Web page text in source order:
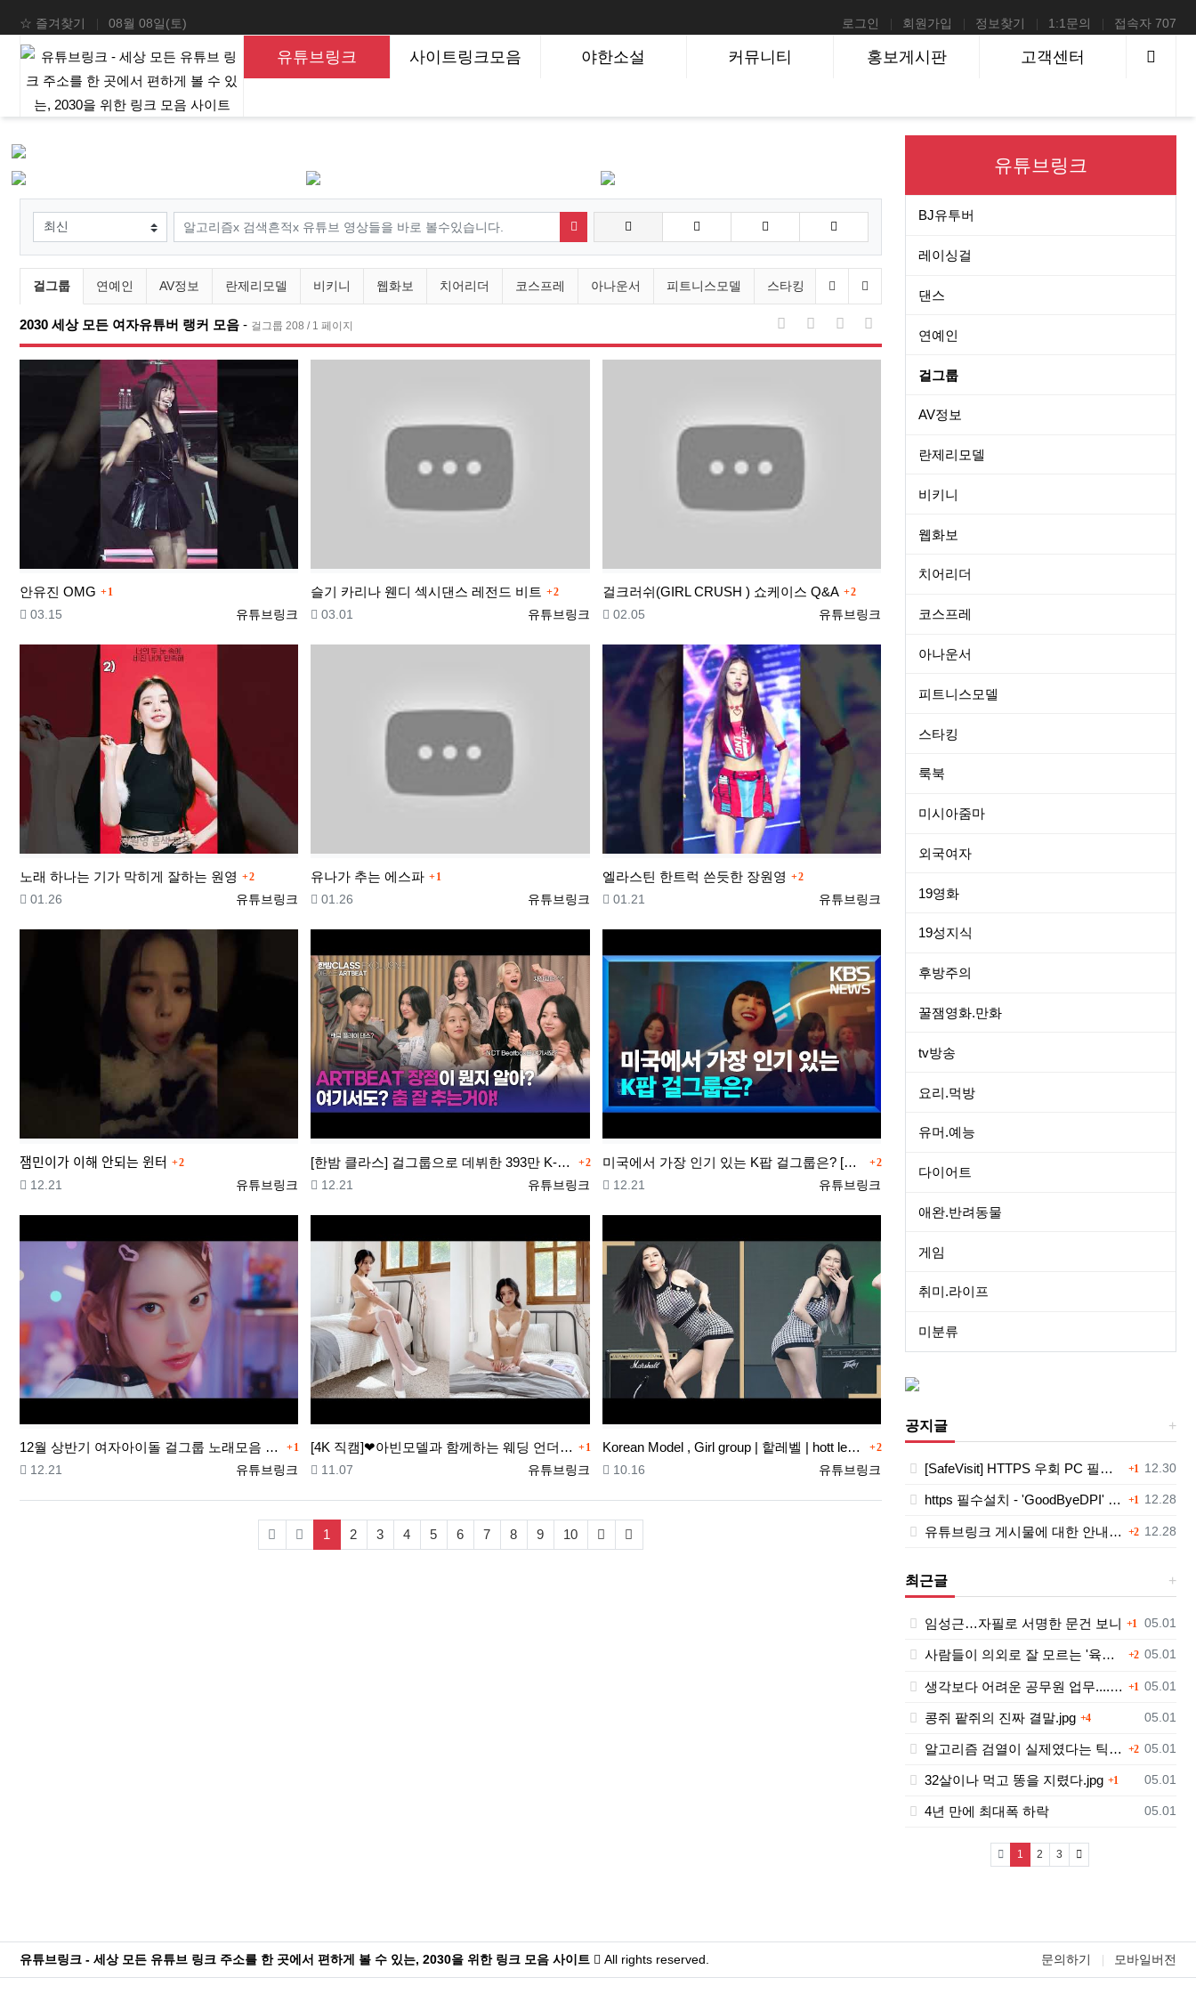
상단 네비
☆ 즐겨찾기 08월 08일(토) 로그인 회원가입 정보찾기 1:1문의 접속자 707
메인 메뉴 유튜브링크 사이트링크모음 야한소설 커뮤니티 홍보게시판 고객센터
검색조건 검색어
검색하기
유튜브링크 분류 목록
현재 분류
걸그룹 연예인 AV정보 란제리모델 비키니 웹화보 치어리더 코스프레 아나운서 피트니스모델 스타킹 룩북
이전 분류다음 분류
2030 세상 모든 여자유튜버 랭커 모음 - 걸그룹 208 / 1 페이지
게시물 정렬
리스트 스타일
웹진 스타일게시판 검색
안유진 OMG 댓글
1
등록자
유튜브링크
등록일
03.15
슬기 카리나 웬디 섹시댄스 레전드 비트 댓글
2
등록자
유튜브링크
등록일
03.01
걸크러쉬(GIRL CRUSH ) 쇼케이스 Q&A 댓글
2
등록자
유튜브링크
등록일
02.05
노래 하나는 기가 막히게 잘하는 원영 댓글
2
등록자
유튜브링크
등록일
01.26
유나가 추는 에스파 댓글
1
등록자
유튜브링크
등록일
01.26
엘라스틴 한트럭 쓴듯한 장원영 댓글
2
등록자
유튜브링크
등록일
01.21
잼민이가 이해 안되는 윈터 댓글
2
등록자
유튜브링크
등록일
12.21
[한밤 클라스] 걸그룹으로 데뷔한 393만 K-POP 커버댄스 유튜버?! ARTBEAT의 방송국 입성기 인터… 댓글
2
등록자
유튜브링크
등록일
12.21
미국에서 가장 인기 있는 K팝 걸그룹은? [문화광장] / KBS 2022.12.21. 댓글
2
등록자
유튜브링크
등록일
12.21
12월 상반기 여자아이돌 걸그룹 노래모음 50곡 (가사포함) | Girl Group Playlist 50 S… 댓글
1
등록자
유튜브링크
등록일
12.21
[4K 직캠]❤아빈모델과 함께하는 웨딩 언더웨어 룩북촬영 ❤ㅣ속옷촬영장ㅣUnderwear lookbookㅣg… 댓글
1
등록자
유튜브링크
등록일
11.07
Korean Model , Girl group | 핱레벨 | hott level. | 걸크러쉬 하윤 (Gir… 댓글
2
등록자
유튜브링크
등록일
10.16
1 (current)
2 3 4 5 6 7 8 9 10
유튜브링크
BJ유투버
레이싱걸
댄스
연예인
걸그룹
AV정보
란제리모델
비키니
웹화보
치어리더
코스프레
아나운서
피트니스모델
스타킹
룩북
미시아줌마
외국여자
19영화
19성지식
후방주의
꿀잼영화.만화
tv방송
요리.먹방
유머.예능
다이어트
애완.반려동물
게임
취미.라이프
미분류
공지글
등록일
12.30
[SafeVisit] HTTPS 우회 PC 필수설치!, 모바일 최강속도 1 댓글
등록일
12.28
https 필수설치 - 'GoodByeDPI' 프로그램 다운로드<< 1 댓글
등록일
12.28
유튜브링크 게시물에 대한 안내와 삭제 요청 공지 2댓글
최근글
등록일
05.01
임성근…자필로 서명한 문건 보니 1 댓글
등록일
05.01
사람들이 의외로 잘 모르는 '육개장'의 뜻.jpg 2댓글
등록일
05.01
생각보다 어려운 공무원 업무....jpg 1 댓글
등록일
05.01
콩쥐 팥쥐의 진짜 결말.jpg 4댓글
등록일
05.01
알고리즘 검열이 실제였다는 틱톡.jpg 2댓글
등록일
05.01
32살이나 먹고 똥을 지렸다.jpg 1
등록일
05.01
4년 만에 최대폭 하락
1 (current)
2 3
유튜브링크 - 세상 모든 유튜브 링크 주소를 한 곳에서 편하게 볼 수 있는, 2030을 위한 링크 모음 사이트 All rights reserved. 문의하기 모바일버전